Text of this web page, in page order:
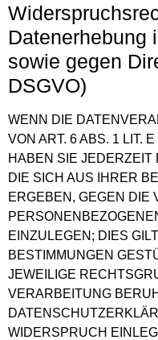
Datenerhebung
sowie gegen
DSGVO)
WENN DIE
VON ART. 6 ABS. 1 LIT.
HABEN SIE JEDERZEIT
DIE SICH AUS IHRER
ERGEBEN, GEGEN DIE
EINZULEGEN; DIES
BESTIMMUNGEN
JEWEILIGE
VERARBEITUNG
WIDERSPRUCH